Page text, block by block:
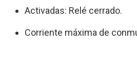
Activadas: Relé cerrado.
Corriente máxima de